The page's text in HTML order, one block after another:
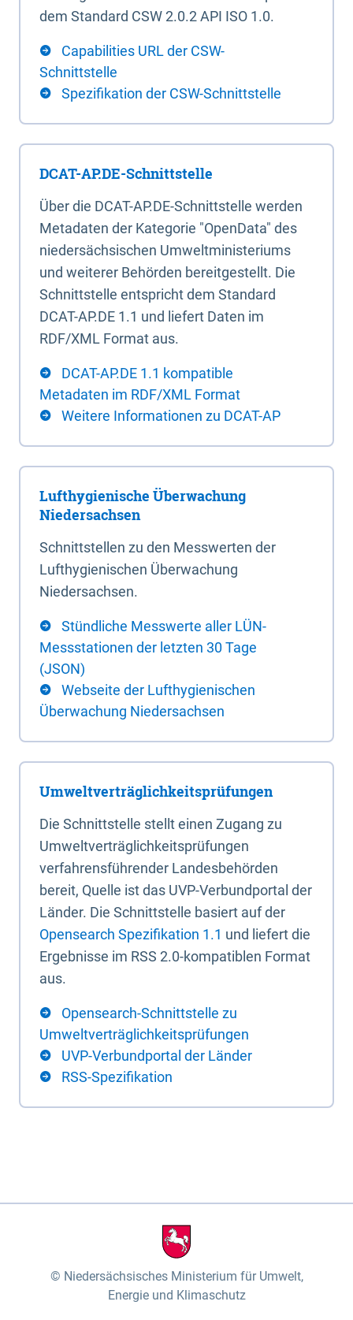
dem Standard CSW 2.0.2 API ISO 1.0.
Capabilities URL der CSW-
Schnittstelle
Spezifikation der CSW-Schnittstelle
DCAT-AP.DE-Schnittstelle
Über die DCAT-AP.DE-Schnittstelle werden
Metadaten der Kategorie "OpenData" des
niedersächsischen Umweltministeriums
und weiterer Behörden bereitgestellt. Die
Schnittstelle entspricht dem Standard
DCAT-AP.DE 1.1 und liefert Daten im
RDF/XML Format aus.
DCAT-AP.DE 1.1 kompatible
Metadaten im RDF/XML Format
Weitere Informationen zu DCAT-AP
Lufthygienische Überwachung
Niedersachsen
Schnittstellen zu den Messwerten der
Lufthygienischen Überwachung
Niedersachsen.
Stündliche Messwerte aller LÜN-
Messstationen der letzten 30 Tage
(JSON)
Webseite der Lufthygienischen
Überwachung Niedersachsen
Umweltverträglichkeitsprüfungen
Die Schnittstelle stellt einen Zugang zu
Umweltverträglichkeitsprüfungen
verfahrensführender Landesbehörden
bereit, Quelle ist das UVP-Verbundportal der
Länder. Die Schnittstelle basiert auf der
Opensearch Spezifikation 1.1 und liefert die
Ergebnisse im RSS 2.0-kompatiblen Format
aus.
Opensearch-Schnittstelle zu
Umweltverträglichkeitsprüfungen
UVP-Verbundportal der Länder
RSS-Spezifikation
Niedersächsisches Ministerium für Umwelt,
Energie und Klimaschutz